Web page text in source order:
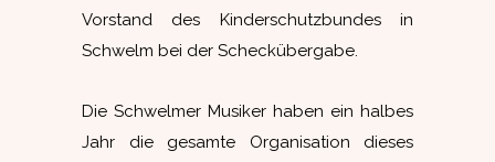
Vorstand des Kinderschutzbundes in
Schwelm bei der Scheckübergabe.
Die Schwelmer Musiker haben ein halbes
Jahr die gesamte Organisation dieses